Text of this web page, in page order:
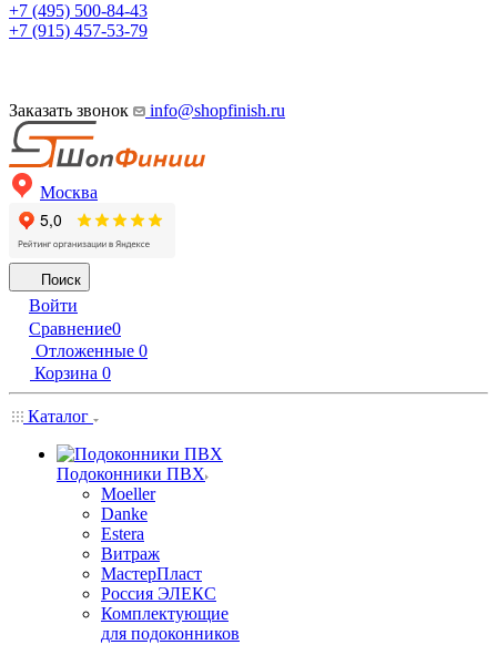
+7 (495) 500-84-43
+7 (915) 457-53-79
Заказать звонок info@shopfinish.ru
Москва
Поиск
Войти
Сравнение0
Отложенные 0
Корзина 0
Каталог
Подоконники ПВХ
Moeller
Danke
Estera
Витраж
МастерПласт
Россия ЭЛЕКС
Комплектующие
для подоконников